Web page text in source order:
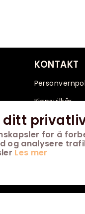
ditt
for å
og analysere
Les mer
KONTAKT
Kjøpsvilkår